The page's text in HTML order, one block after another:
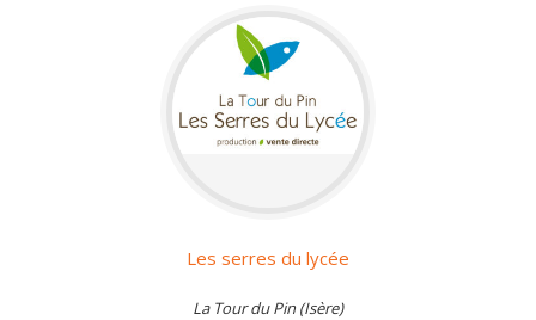
Les serres du lycée
La Tour du Pin (Isère)